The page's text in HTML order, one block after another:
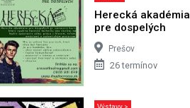
Herecká akadémia
pre dospelých
Prešov
26 termínov